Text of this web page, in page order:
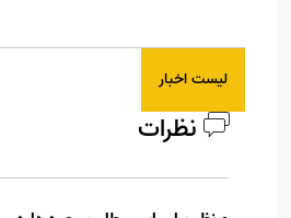
لیست اخبار
نظرات